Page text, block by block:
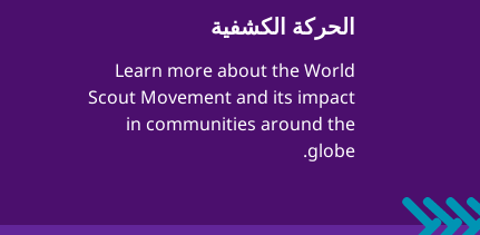
الحركة الكشفية
​​Learn more about the World
Scout Movement and its impact
in communities around the
globe.